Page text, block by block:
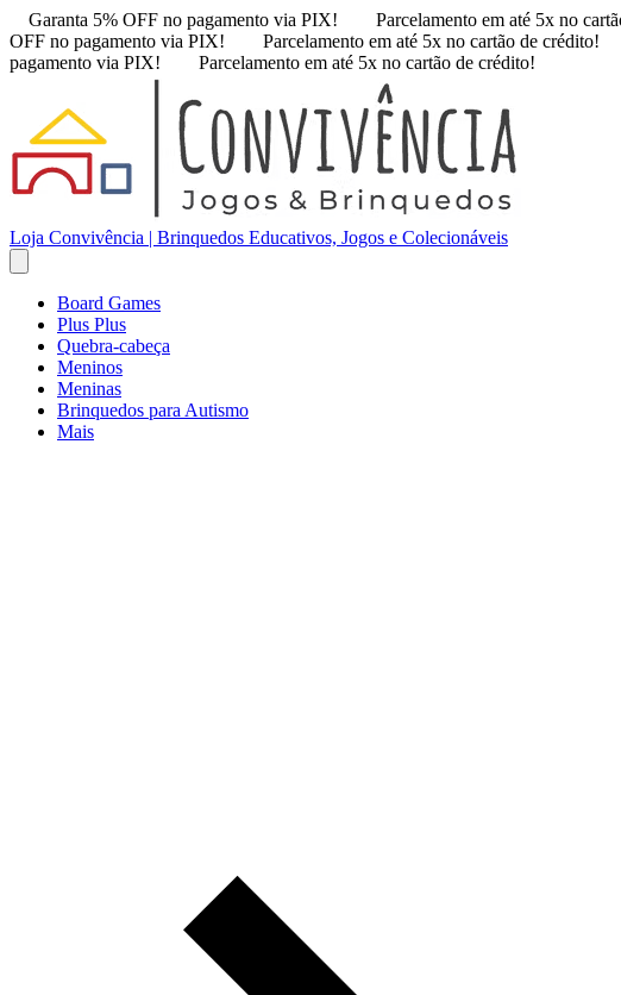
Garanta 5% OFF no pagamento via PIX! Parcelamento em até 5x no
OFF no pagamento via PIX!
Parcelamento em até 5x no cartão de crédito!
pagamento via PIX!
Parcelamento em até 5x no cartão de crédito!
Loja Convivência | Brinquedos Educativos, Jogos e Colecionáveis
Board Games
Plus Plus
Quebra-cabeça
Meninos
Meninas
Brinquedos para Autismo
Mais